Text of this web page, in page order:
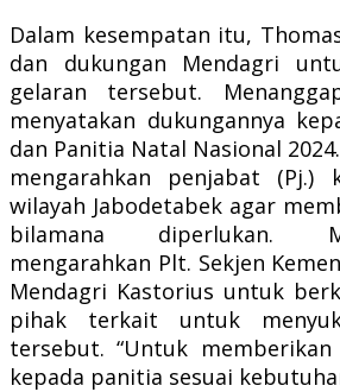
Dalam kesempatan itu,
dan dukungan Mendagri
gelaran tersebut.
menyatakan dukungannya
dan Panitia Natal Nasional
mengarahkan penjabat (Pj.)
wilayah Jabodetabek agar
bilamana diperlukan.
mengarahkan Plt. Sekjen
Mendagri Kastorius untuk
pihak terkait untuk
tersebut. “Untuk
kepada panitia sesuai